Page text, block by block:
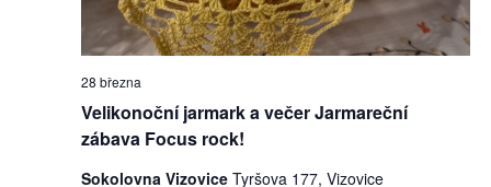
Velikonoční jarmark a večer Jarmareční
zábava Focus rock!
28 března
Sokolovna Vizovice Tyršova 177, Vizovice